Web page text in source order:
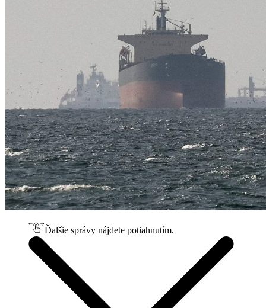
Ďalšie správy nájdete potiahnutím.